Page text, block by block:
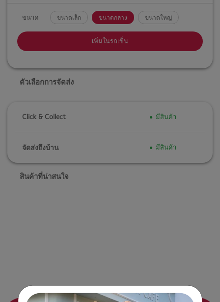
ขนาด ขนาดเล็ก ขนาดกลาง ขนาดใหญ่
เพิ่มในรถเข็น
ตัวเลือกการจัดส่ง
Click & Collect มีสินค้า
จัดส่งถึงบ้าน มีสินค้า
สินค้าที่น่าสนใจ